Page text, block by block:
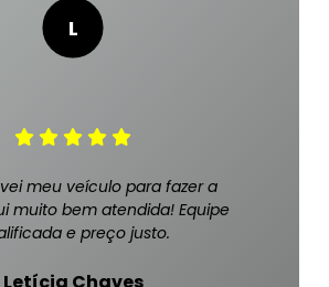
meu veículo para fazer a
muito bem atendida! Equipe
e preço justo.
Letícia Chaves